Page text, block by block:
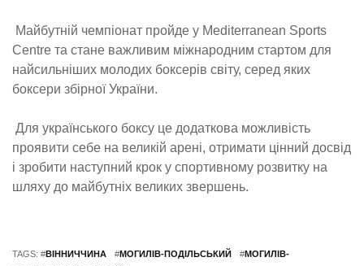
Майбутній чемпіонат пройде у Mediterranean Sports
Centre та стане важливим міжнародним стартом для
найсильніших молодих боксерів світу, серед яких
боксери збірної України.
Для українського боксу це додаткова можливість
проявити себе на великій арені, отримати цінний досвід
і зробити наступний крок у спортивному розвитку на
шляху до майбутніх великих звершень.
TAGS: #ВІННИЧЧИНА #МОГИЛІВ-ПОДІЛЬСЬКИЙ #МОГИЛІВ-